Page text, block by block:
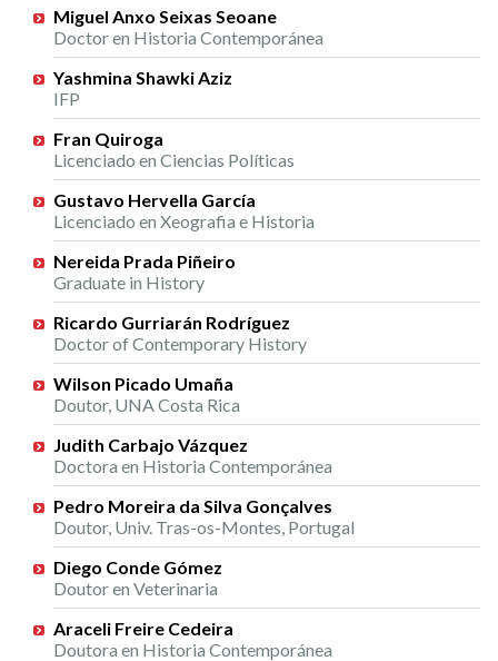
Miguel Anxo Seixas Seoane
Doctor en Historia Contemporánea
Yashmina Shawki Aziz
IFP
Fran Quiroga
Licenciado en Ciencias Políticas
Gustavo Hervella García
Licenciado en Xeografia e Historia
Nereida Prada Piñeiro
Graduate in History
Ricardo Gurriarán Rodríguez
Doctor of Contemporary History
Wilson Picado Umaña
Doutor, UNA Costa Rica
Judith Carbajo Vázquez
Doctora en Historia Contemporánea
Pedro Moreira da Silva Gonçalves
Doutor, Univ. Tras-os-Montes, Portugal
Diego Conde Gómez
Doutor en Veterinaria
Araceli Freire Cedeira
Doutora en Historia Contemporánea